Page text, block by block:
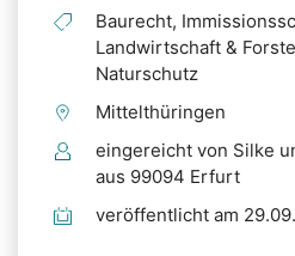
Baurecht,
Landwirtschaft &
Naturschutz
Mittelthüringen
eingereicht von Silke
aus 99094 Erfurt
veröffentlicht am